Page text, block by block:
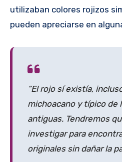
utilizaban colores rojizos
pueden apreciarse en
“El rojo sí existía,
michoacano y típico de
antiguas. Tendremos
investigar para
originales sin dañar la